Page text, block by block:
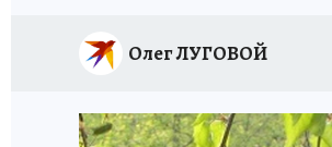
Олег ЛУГОВОЙ